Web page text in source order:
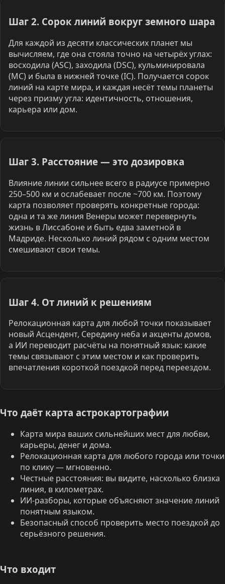
Шаг 2. Сорок линий вокруг земного шара
Для каждой из десяти классических планет мы
вычисляем, где она стояла точно на четырёх углах:
восходила (ASC), заходила (DSC), кульминировала
(MC) и была в нижней точке (IC). Получается сорок
линий на карте мира, и каждая несёт темы планеты
через призму угла: идентичность, отношения,
карьера или дом.
Шаг 3. Расстояние — это дозировка
Влияние линии сильнее всего в радиусе примерно
250–500 км и ослабевает после ~700 км. Поэтому
карта позволяет проверять конкретные города:
одна и та же линия Венеры может перевернуть
жизнь в Лиссабоне и быть едва заметной в
Мадриде. Несколько линий рядом с одним местом
смешивают свои темы.
Шаг 4. От линий к решениям
Релокационная карта для любой точки показывает
новый Асцендент, Середину неба и акценты домов,
а ИИ переводит расчёты на понятный язык: какие
темы связывают с этим местом и как проверить
впечатления короткой поездкой перед переездом.
Что даёт карта астрокартографии
Карта мира ваших сильнейших мест для любви,
карьеры, денег и дома.
Релокационная карта для любого города или точки
по клику — мгновенно.
Честные расстояния: вы видите, насколько близка
линия, в километрах.
ИИ-разборы, которые объясняют значение линий
понятным языком.
Безопасный способ проверить место поездкой до
серьёзного решения.
Что входит